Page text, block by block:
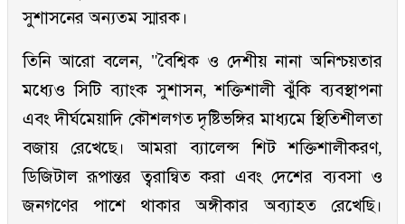
সুশাসনের অন্যতম স্মারক।
তিনি আরো বলেন, "বৈশ্বিক ও দেশীয় নানা অনিশ্চয়তার
মধ্যেও সিটি ব্যাংক সুশাসন, শক্তিশালী ঝুঁকি ব্যবস্থাপনা
এবং দীর্ঘমেয়াদি কৌশলগত দৃষ্টিভঙ্গির মাধ্যমে স্থিতিশীলতা
বজায় রেখেছে। আমরা ব্যালেন্স শিট শক্তিশালীকরণ,
ডিজিটাল রূপান্তর ত্বরান্বিত করা এবং দেশের ব্যবসা ও
জনগণের পাশে থাকার অঙ্গীকার অব্যাহত রেখেছি।